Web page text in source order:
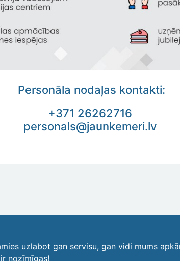
Personāla nodaļas kontakti:
+371 26262716
personals@jaunkemeri.lv
uzlabot gan servisu, gan vidi mums
nozīmīgas!